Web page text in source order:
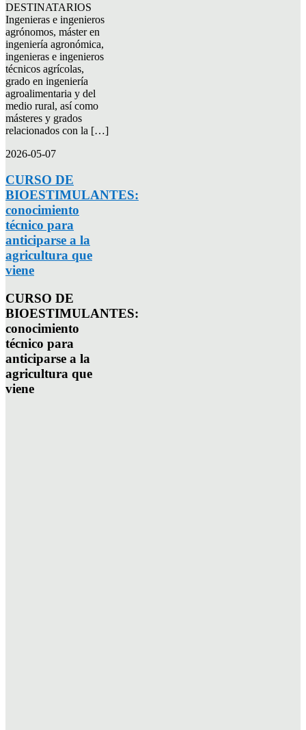
DESTINATARIOS
Ingenieras e ingenieros
agrónomos, máster en
ingeniería agronómica,
ingenieras e ingenieros
técnicos agrícolas,
grado en ingeniería
agroalimentaria y del
medio rural, así como
másteres y grados
relacionados con la […]
2026-05-07
CURSO DE
BIOESTIMULANTES:
conocimiento
técnico para
anticiparse a la
agricultura que
viene
CURSO DE
BIOESTIMULANTES:
conocimiento
técnico para
anticiparse a la
agricultura que
viene